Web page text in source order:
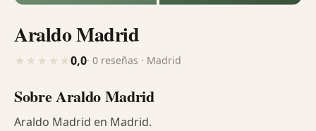
Araldo Madrid
★ ★ ★ ★ ★0,0· 0 reseñas · Madrid
Sobre Araldo Madrid
Araldo Madrid en Madrid.